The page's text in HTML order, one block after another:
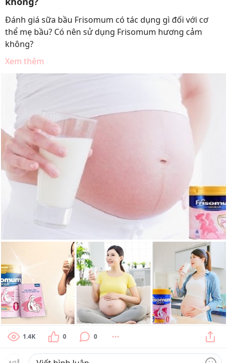
Đánh giá sữa bầu Frisomum có tác dụng gì đối với cơ
thể mẹ bầu? Có nên sử dụng Frisomum hương cảm
không?
Xem thêm
1.4K 0 0